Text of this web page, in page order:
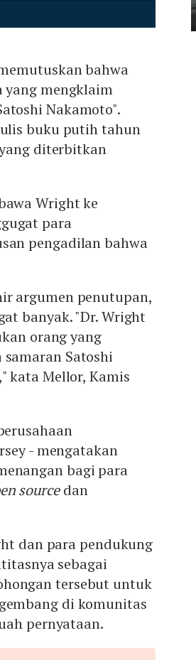
bahwa
mengklaim
Nakamoto".
buku putih tahun
diterbitkan
Wright ke
para
pengadilan bahwa
argumen penutupan,
banyak. "Dr. Wright
orang yang
Satoshi
kata Mellor, Kamis
- mengatakan
bagi para
sourcedan
dan para pendukung
sebagai
tersebut untuk
di komunitas
pernyataan.